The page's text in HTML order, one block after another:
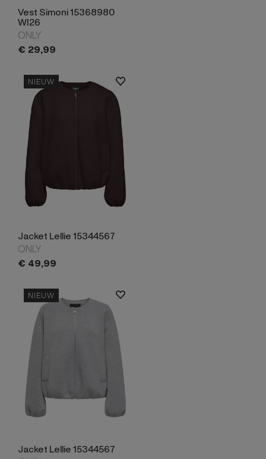
Vest Simoni 15368980
WI26
ONLY
€ 29,99
NIEUW
Jacket Lellie 15344567
ONLY
€ 49,99
NIEUW
Jacket Lellie 15344567